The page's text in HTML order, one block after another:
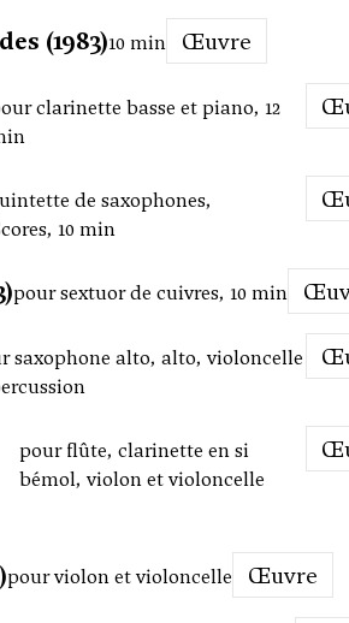
(1983)10 min Œuvre
clarinette basse et piano, 12
de saxophones,
10 min
pour sextuor de cuivres, 10 min
saxophone alto, alto, violoncelle
pour flûte, clarinette en si
bémol, violon et violoncelle
pour violon et violoncelle Œuvre